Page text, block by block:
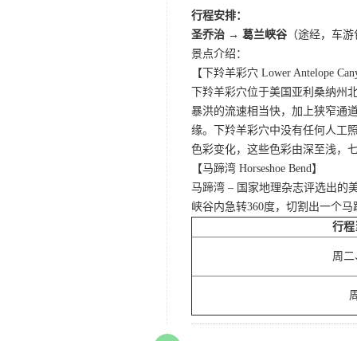
行程安排：
圣乔治 → 葛兰峡谷 （途经，车
景点介绍：
【下羚羊彩穴 Lower Antelope
下羚羊彩穴位于美国亚利桑纳
暴洪的流速相当快，加上狭窄通
缘。下羚羊彩穴中没有任何人工
色彩变化，这些色彩由深至浅，
【马蹄湾 Horseshoe Bend】
马蹄湾 – 国家地理杂志评选出的
峡谷内急转360度，切割出一个
行程
周